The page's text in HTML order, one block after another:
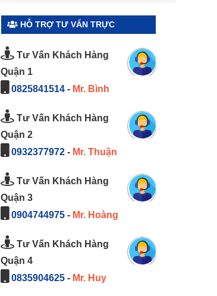
HỖ TRỢ TƯ VẤN TRỰC
Tư Vấn Khách Hàng
Quận 1
0825841514- Mr. Bình
Tư Vấn Khách Hàng
Quận 2
0932377972- Mr. Thuận
Tư Vấn Khách Hàng
Quận 3
0904744975- Mr. Hoàng
Tư Vấn Khách Hàng
Quận 4
0835904625- Mr. Huy